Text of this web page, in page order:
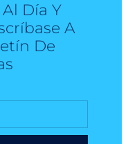
Día Y
A
De